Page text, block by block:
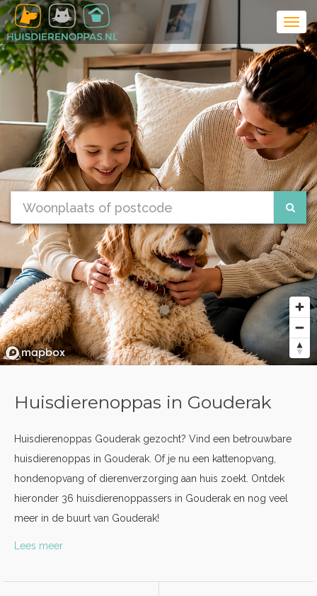
Huisdierenoppas in Gouderak
Huisdierenoppas Gouderak gezocht? Vind een betrouwbare
huisdierenoppas in Gouderak. Of je nu een kattenopvang,
hondenopvang of dierenverzorging aan huis zoekt. Ontdek
hieronder 36 huisdierenoppassers in Gouderak en nog veel
meer in de buurt van Gouderak!
Lees meer